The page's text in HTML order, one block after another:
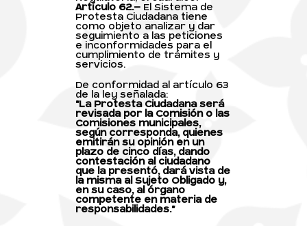
Artículo 62.- El Sistema de
Protesta Ciudadana tiene
como objeto analizar y dar
seguimiento a las peticiones
e inconformidades para el
cumplimiento de trámites y
servicios.
De conformidad al artículo 63
de la ley señalada:
"La Protesta Ciudadana será
revisada por la Comisión o las
Comisiones municipales,
según corresponda, quienes
emitirán su opinión en un
plazo de cinco días, dando
contestación al ciudadano
que la presentó, dará vista de
la misma al Sujeto Obligado y,
en su caso, al órgano
competente en materia de
responsabilidades."